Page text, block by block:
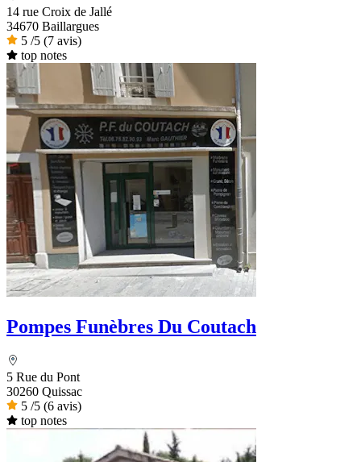
14 rue Croix de Jallé
34670 Baillargues
5 /5 (7 avis)
top notes
Pompes Funèbres Du Coutach
5 Rue du Pont
30260 Quissac
5 /5 (6 avis)
top notes